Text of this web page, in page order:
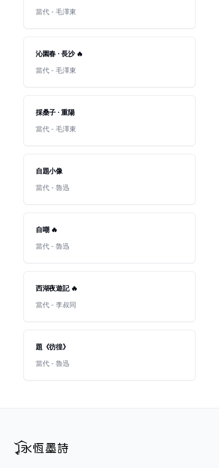
當代 - 毛澤東
沁園春 · 長沙 🔥
當代 - 毛澤東
採桑子 · 重陽
當代 - 毛澤東
自題小像
當代 - 魯迅
自嘲 🔥
當代 - 魯迅
西湖夜遊記 🔥
當代 - 李叔同
題《彷徨》
當代 - 魯迅